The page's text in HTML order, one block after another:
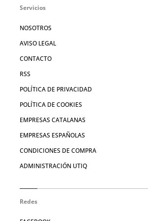
Servicios
NOSOTROS
AVISO LEGAL
CONTACTO
RSS
POLÍTICA DE PRIVACIDAD
POLÍTICA DE COOKIES
EMPRESAS CATALANAS
EMPRESAS ESPAÑOLAS
CONDICIONES DE COMPRA
ADMINISTRACIÓN UTIQ
Redes